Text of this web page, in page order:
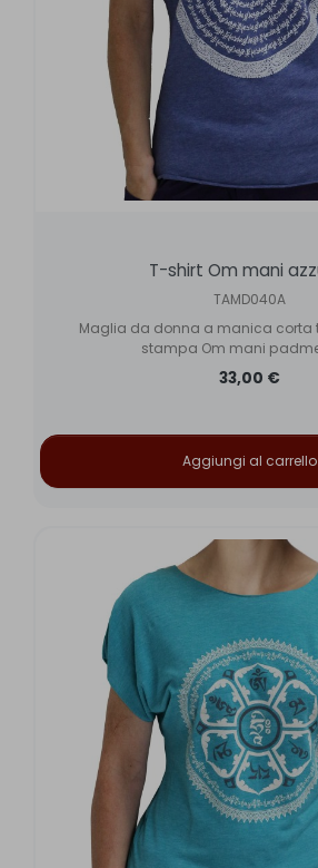
T-shirt Om mani
TAMD040A
Maglia da donna a manica corta
stampa Om mani
33,00 €
Aggiungi al carrello